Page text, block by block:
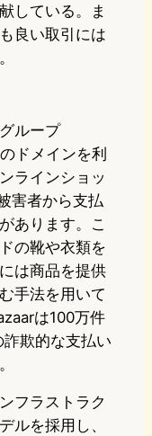
している。ま
良い取引には
ループ
ドメインを利
ラインショッ
害者から支払
あります。こ
の靴や衣類を
は商品を提供
手法を用いて
は100万件
欺的な支払い
フラストラク
ルを採用し、